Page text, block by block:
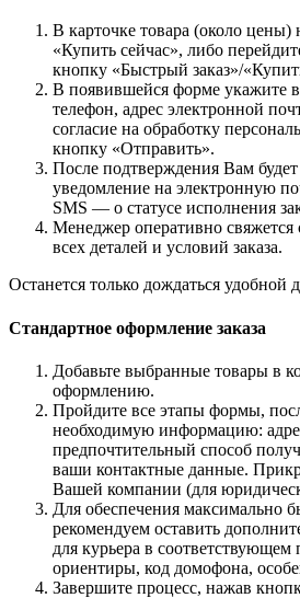
В карточке товара (около
«Купить сейчас», либо
кнопку «Быстрый заказ»/
В появившейся форме укажите
телефон, адрес электронной
согласие на обработку
кнопку «Отправить».
После подтверждения Вам
уведомление на электронную
SMS — о статусе исполнения
Менеджер оперативно
всех деталей и условий заказа.
Останется только дождаться удобной
Стандартное оформление заказа
Добавьте выбранные товары в
оформлению.
Пройдите все этапы формы,
необходимую информацию:
предпочтительный способ
ваши контактные данные.
Вашей компании (для
Для обеспечения максимально
рекомендуем оставить
для курьера в соответствующем
ориентиры, код домофона,
Завершите процесс, нажав